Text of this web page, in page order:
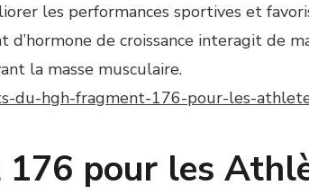
les performances sportives et
de croissance interagit de
la masse musculaire.
du-hgh-fragment-176-pour-les-
pour les